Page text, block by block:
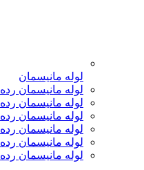
لوله مانیسمان
لوله مانیسمان رده 20
لوله مانیسمان رده 40
لوله مانیسمان رده 60
لوله مانیسمان رده 80
لوله مانیسمان رده 120
لوله مانیسمان رده 160